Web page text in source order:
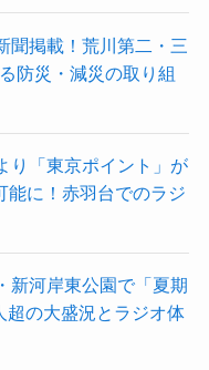
聞掲載！荒川第二・三
防災・減災の取り組
り「東京ポイント」が
能に！赤羽台でのラジ
新河岸東公園で「夏期
超の大盛況とラジオ体